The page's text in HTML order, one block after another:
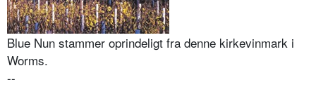
Blue Nun stammer oprindeligt fra denne kirkevinmark i
Worms.
--